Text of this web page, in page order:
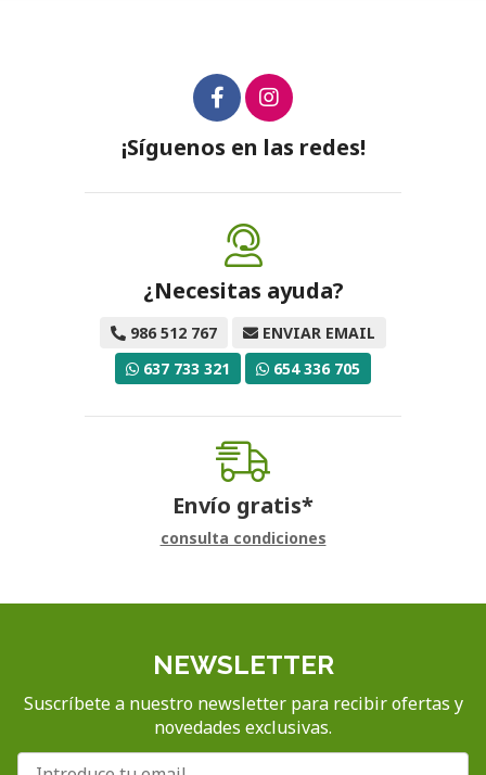
¡Síguenos en las redes!
¿Necesitas ayuda?
986 512 767
ENVIAR EMAIL
637 733 321
654 336 705
Envío gratis*
consulta condiciones
NEWSLETTER
Suscríbete a nuestro newsletter para recibir ofertas y
novedades exclusivas.